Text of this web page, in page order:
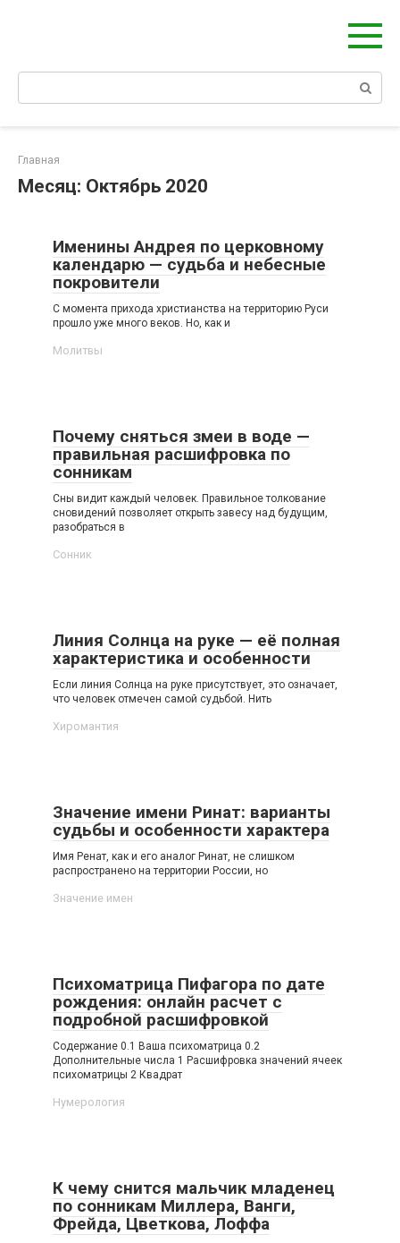
Главная
Месяц: Октябрь 2020
Именины Андрея по церковному
календарю — судьба и небесные
покровители
С момента прихода христианства на территорию Руси
прошло уже много веков. Но, как и
Молитвы
Почему сняться змеи в воде —
правильная расшифровка по
сонникам
Сны видит каждый человек. Правильное толкование
сновидений позволяет открыть завесу над будущим,
разобраться в
Сонник
Линия Солнца на руке — её полная
характеристика и особенности
Если линия Солнца на руке присутствует, это означает,
что человек отмечен самой судьбой. Нить
Хиромантия
Значение имени Ринат: варианты
судьбы и особенности характера
Имя Ренат, как и его аналог Ринат, не слишком
распространено на территории России, но
Значение имен
Психоматрица Пифагора по дате
рождения: онлайн расчет с
подробной расшифровкой
Содержание 0.1 Ваша психоматрица 0.2
Дополнительные числа 1 Расшифровка значений ячеек
психоматрицы 2 Квадрат
Нумерология
К чему снится мальчик младенец
по сонникам Миллера, Ванги,
Фрейда, Цветкова, Лоффа